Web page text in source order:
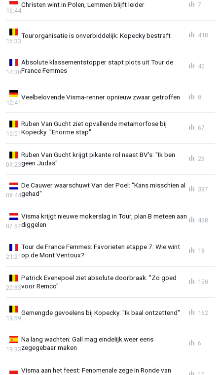
Christen wint in Polen, Lemmen blijft leider
16:44
7
Tourorganisatie is onverbiddelijk: Kopecky bestraft
15:33
418
Absolute klassementstopper stapt plots uit Tour de
France Femmes
14:38
42
Veelbelovende Visma-renner opnieuw zwaar getroffen
10:41
8
Ruben Van Gucht ziet opvallende metamorfose bij
Kopecky: "Enorme stap"
10:01
67
Ruben Van Gucht krijgt pikante rol naast BV's: "Ik ben
geen Judas"
09:23
23
De Cauwer waarschuwt Van der Poel: "Kans misschien al
gehad"
08:44
337
Visma krijgt nieuwe mokerslag in Tour, plan B meteen aan
diggelen
07:57
458
Tour de France Femmes: Favorieten etappe 7: Wie wint
op de Mont Ventoux?
21:21
18
Patrick Evenepoel ziet absolute doorbraak: "Zo goed
voor Remco"
20:33
150
Gemengde gevoelens bij Kopecky: "Ik baal ontzettend"
19:59
162
Na lang wachten: Gall mag eindelijk weer eens
zegegebaar maken
19:33
6
Visma aan het feest: Fenomenale zege in Ronde van